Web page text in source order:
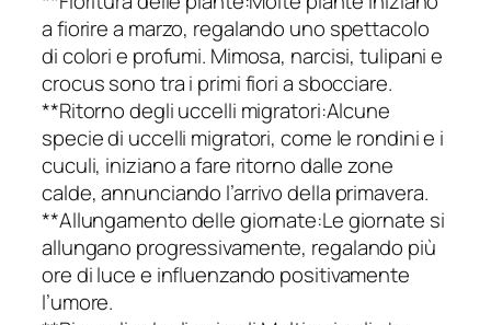
a fiorire a marzo, regalando uno spettacolo
di colori e profumi. Mimosa, narcisi, tulipani e
crocus sono tra i primi fiori a sbocciare.
**Ritorno degli uccelli migratori:Alcune
specie di uccelli migratori, come le rondini e i
cuculi, iniziano a fare ritorno dalle zone
calde, annunciando l’arrivo della primavera.
**Allungamento delle giornate:Le giornate si
allungano progressivamente, regalando più
ore di luce e influenzando positivamente
l’umore.